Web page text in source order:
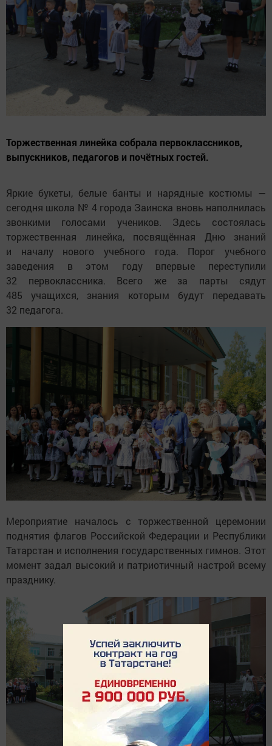
Торжественная линейка собрала первоклассников,
выпускников, педагогов и почётных гостей.
Яркие букеты, белые банты и нарядные костюмы —
сегодня школа № 4 города Заинска вновь наполнилась
звонкими голосами учеников. Здесь состоялась
торжественная линейка, посвящённая Дню знаний
и началу нового учебного года. Порог учебного
заведения в этом году впервые переступили
32 первоклассника. Всего же за парты сядут
485 учащихся, знания которым будут передавать
32 педагога.
Мероприятие началось с торжественной церемонии
поднятия флагов Российской Федерации и Республики
Татарстан и исполнения государственных гимнов. Этот
момент задал высокий и патриотичный настрой всему
празднику.